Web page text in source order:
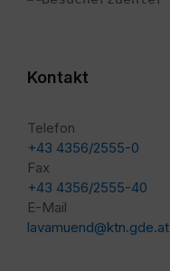
Kontakt
Telefon
+43 4356/2555-0
Fax
+43 4356/2555-40
E-Mail
lavamuend@ktn.gde.at